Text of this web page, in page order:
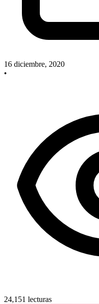
16 diciembre, 2020
•
24,151 lecturas